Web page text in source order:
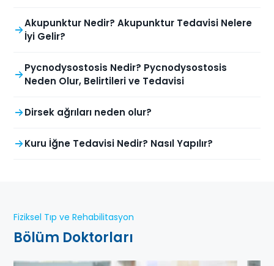
Akupunktur Nedir? Akupunktur Tedavisi Nelere
İyi Gelir?
Pycnodysostosis Nedir? Pycnodysostosis
Neden Olur, Belirtileri ve Tedavisi
Dirsek ağrıları neden olur?
Kuru İğne Tedavisi Nedir? Nasıl Yapılır?
Fiziksel Tıp ve Rehabilitasyon
Bölüm Doktorları